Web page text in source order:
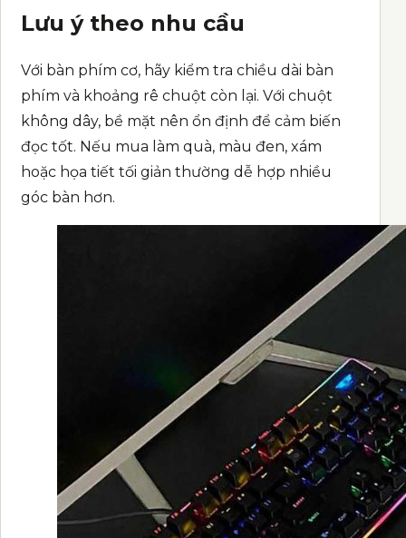
Lưu ý theo nhu cầu
Với bàn phím cơ, hãy kiểm tra chiều dài bàn
phím và khoảng rê chuột còn lại. Với chuột
không dây, bề mặt nên ổn định để cảm biến
đọc tốt. Nếu mua làm quà, màu đen, xám
hoặc họa tiết tối giản thường dễ hợp nhiều
góc bàn hơn.